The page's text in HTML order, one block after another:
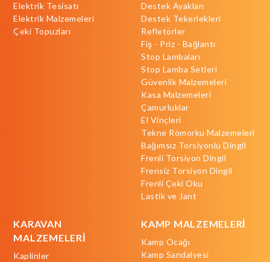
Elektrik Tesisatı
Elektrik Malzemeleri
Çeki Topuzları
Destek Ayakları
Destek Tekerlekleri
Refletörler
Fiş - Priz - Bağlantı
Stop Lambaları
Stop Lamba Setleri
Güvenlik Malzemeleri
Kasa Malzemeleri
Çamurluklar
El Vinçleri
Tekne Römorku Malzemeleri
Bağımsız Torsiyonlu Dingil
Frenli Torsiyon Dingil
Frensiz Torsiyon Dingil
Frenli Çeki Oku
Lastik ve Jant
KARAVAN
MALZEMELERİ
Kaplinler
KAMP MALZEMELERİ
Kamp Ocağı
Kamp Sandalyesi